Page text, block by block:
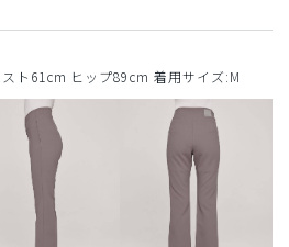
ト61cm ヒップ89cm 着用サイズ:M